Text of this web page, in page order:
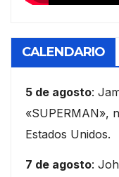
CALENDARIO
5 de agosto:
«SUPERMAN»,
Estados Unidos.
7 de agosto: